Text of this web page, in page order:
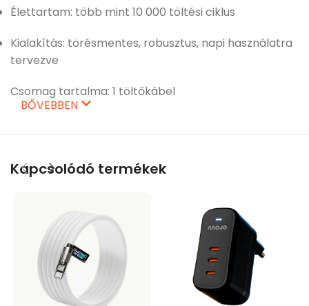
Élettartam: több mint 10 000 töltési ciklus
Kialakítás: törésmentes, robusztus, napi használatra
tervezve
Csomag tartalma: 1 töltőkábel
BŐVEBBEN
Kapcsolódó termékek